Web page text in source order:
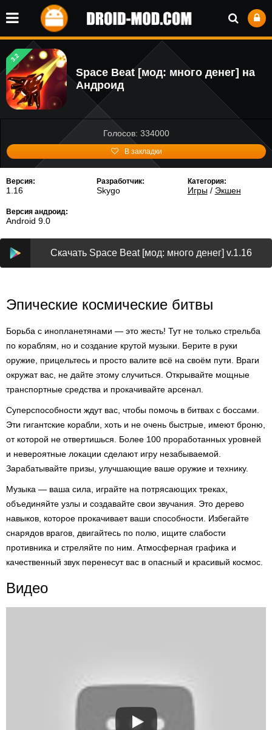
3.2
Space Beat [мод: много денег] на
Андроид
Голосов: 334000
В закладки
Версия:
1.16
Разработчик:
Skygo
Категория:
Игры/ Экшен
Версия андроид:
Android 9.0
Скачать Space Beat [мод: много денег] v.1.16
Эпические космические битвы
Борьба с инопланетянами — это жесть! Тут не только стрельба
по кораблям, но и создание крутой музыки. Берите в руки
оружие, прицельтесь и просто валите всё на своём пути. Враги
окружат вас, не дайте этому случиться. Открывайте мощные
транспортные средства и прокачивайте арсенал.
Суперспособности ждут вас, чтобы помочь в битвах с боссами.
Эти гигантские корабли, хоть и не очень быстрые, имеют броню,
от которой не отвертишься. Более 100 проработанных уровней
и невероятные локации сделают игру незабываемой.
Зарабатывайте призы, улучшающие ваше оружие и технику.
Музыка — ваша сила, играйте на потрясающих треках,
объединяйте узлы и создавайте свои звучания. Это дерево
навыков, которое прокачивает ваши способности. Избегайте
снарядов врагов, двигайтесь по полю, ищите слабости
противника и стреляйте по ним. Атмосферная графика и
качественный звук перенесут вас в опасный и красивый космос.
Видео